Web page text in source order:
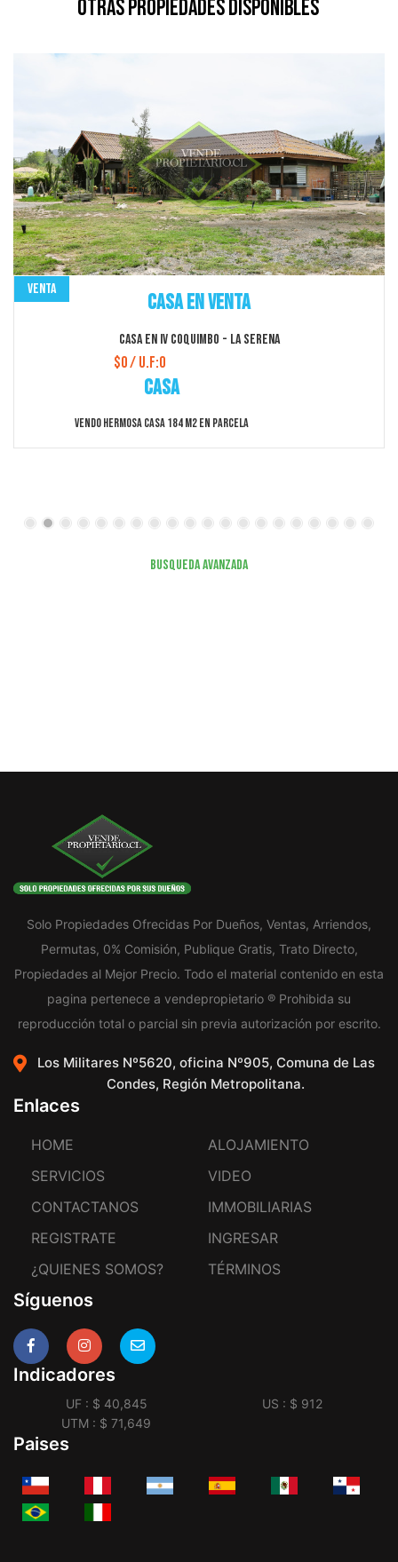
Otras Propiedades Disponibles
Venta
Casa en Venta
Casa en IV Coquimbo - La Serena
$0 / U.F:0
Casa
Vendo Hermosa Casa 184 M2 En Parcela
Busqueda Avanzada
Solo Propiedades Ofrecidas Por Dueños, Ventas, Arriendos,
Permutas, 0% Comisión, Publique Gratis, Trato Directo,
Propiedades al Mejor Precio. Todo el material contenido en esta
pagina pertenece a vendepropietario ® Prohibida su
reproducción total o parcial sin previa autorización por escrito.
Los Militares Nº5620, oficina Nº905, Comuna de Las
Condes, Región Metropolitana.
Enlaces
HOME
ALOJAMIENTO
SERVICIOS
VIDEO
CONTACTANOS
IMMOBILIARIAS
REGISTRATE
INGRESAR
¿QUIENES SOMOS?
TÉRMINOS
Síguenos
Indicadores
UF : $ 40,845
US : $ 912
UTM : $ 71,649
Paises